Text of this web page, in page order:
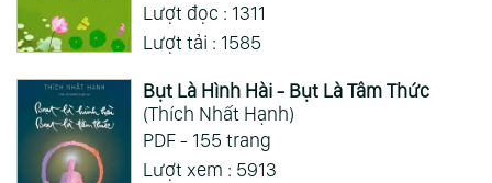
Lượt đọc : 1311
Lượt tải : 1585
Bụt Là Hình Hài - Bụt Là Tâm Thức
(Thích Nhất Hạnh)
PDF - 155 trang
Lượt xem : 5913